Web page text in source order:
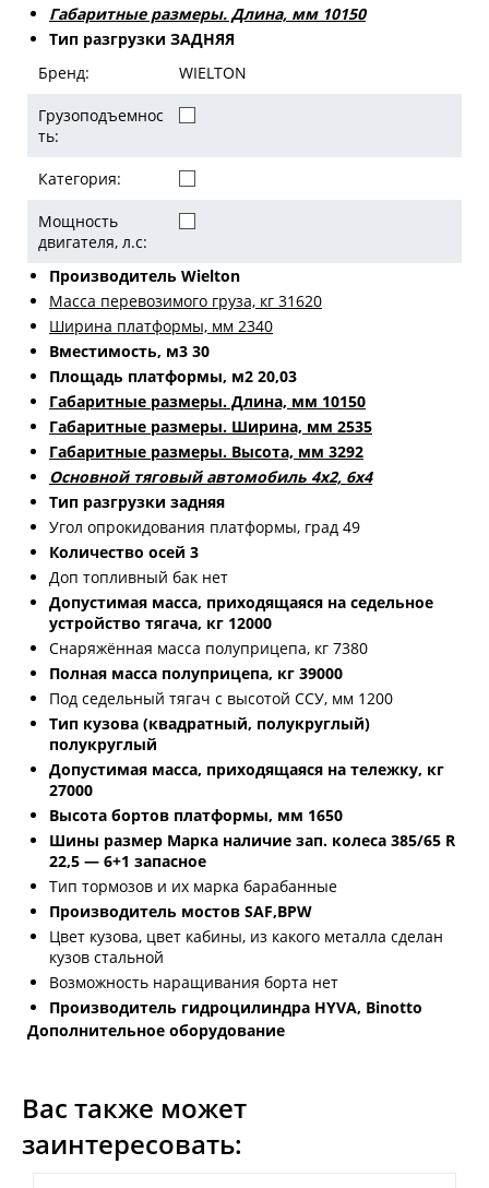
Габаритные размеры. Длина, мм 10150
Тип разгрузки ЗАДНЯЯ
Бренд:
WIELTON
Грузоподъемнос
ть:
Категория:
Мощность
двигателя, л.с:
Производитель Wielton
Масса перевозимого груза, кг 31620
Ширина платформы, мм 2340
Вместимость, м3 30
Площадь платформы, м2 20,03
Габаритные размеры. Длина, мм 10150
Габаритные размеры. Ширина, мм 2535
Габаритные размеры. Высота, мм 3292
Основной тяговый автомобиль 4х2, 6х4
Тип разгрузки задняя
Угол опрокидования платформы, град 49
Количество осей 3
Доп топливный бак нет
Допустимая масса, приходящаяся на седельное
устройство тягача, кг 12000
Снаряжённая масса полуприцепа, кг 7380
Полная масса полуприцепа, кг 39000
Под седельный тягач с высотой ССУ, мм 1200
Тип кузова (квадратный, полукруглый)
полукруглый
Допустимая масса, приходящаяся на тележку, кг
27000
Высота бортов платформы, мм 1650
Шины размер Марка наличие зап. колеса 385/65 R
22,5 — 6+1 запасное
Тип тормозов и их марка барабанные
Производитель мостов SAF,BPW
Цвет кузова, цвет кабины, из какого металла сделан
кузов стальной
Возможность наращивания борта нет
Производитель гидроцилиндра HYVA, Binotto
Дополнительное оборудование
Вас также может
заинтересовать: